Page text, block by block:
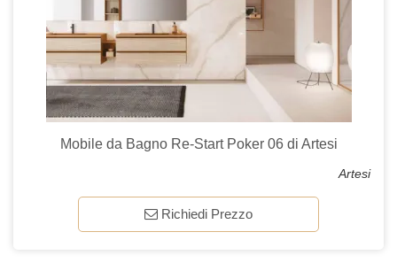
Mobile da Bagno Re-Start Poker 06 di Artesi
Artesi
Richiedi Prezzo